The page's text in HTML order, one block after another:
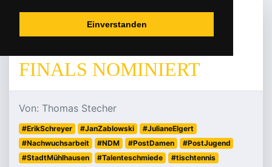
Einverstanden
Mai 2025
FINALS NOMINIERT
Von: Thomas Stecher
#ErikSchreyer #JanZablowski
#JulianeElgert
#Nachwuchsarbeit
#NDM #PostDamen
#PostJugend
#StadtMühlhausen
#Talenteschmiede
#tischtennis